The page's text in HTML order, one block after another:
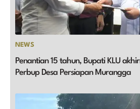
NEWS
Penantian 15 tahun, Bupati KLU
Perbup Desa Persiapan Murangga